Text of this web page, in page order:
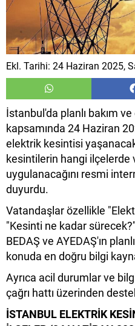
Ekl. Tarihi: 24 Haziran 2025,
İstanbul'da planlı bakım ve
kapsamında 24 Haziran
elektrik kesintisi
kesintilerin hangi ilçelerde
uygulanacağını resmi
duyurdu.
Vatandaşlar özellikle
"Kesinti ne kadar
BEDAŞ ve AYEDAŞ'ın
konuda en doğru bilgi
Ayrıca acil durumlar ve
çağrı hattı üzerinden
İSTANBUL ELEKTRİK